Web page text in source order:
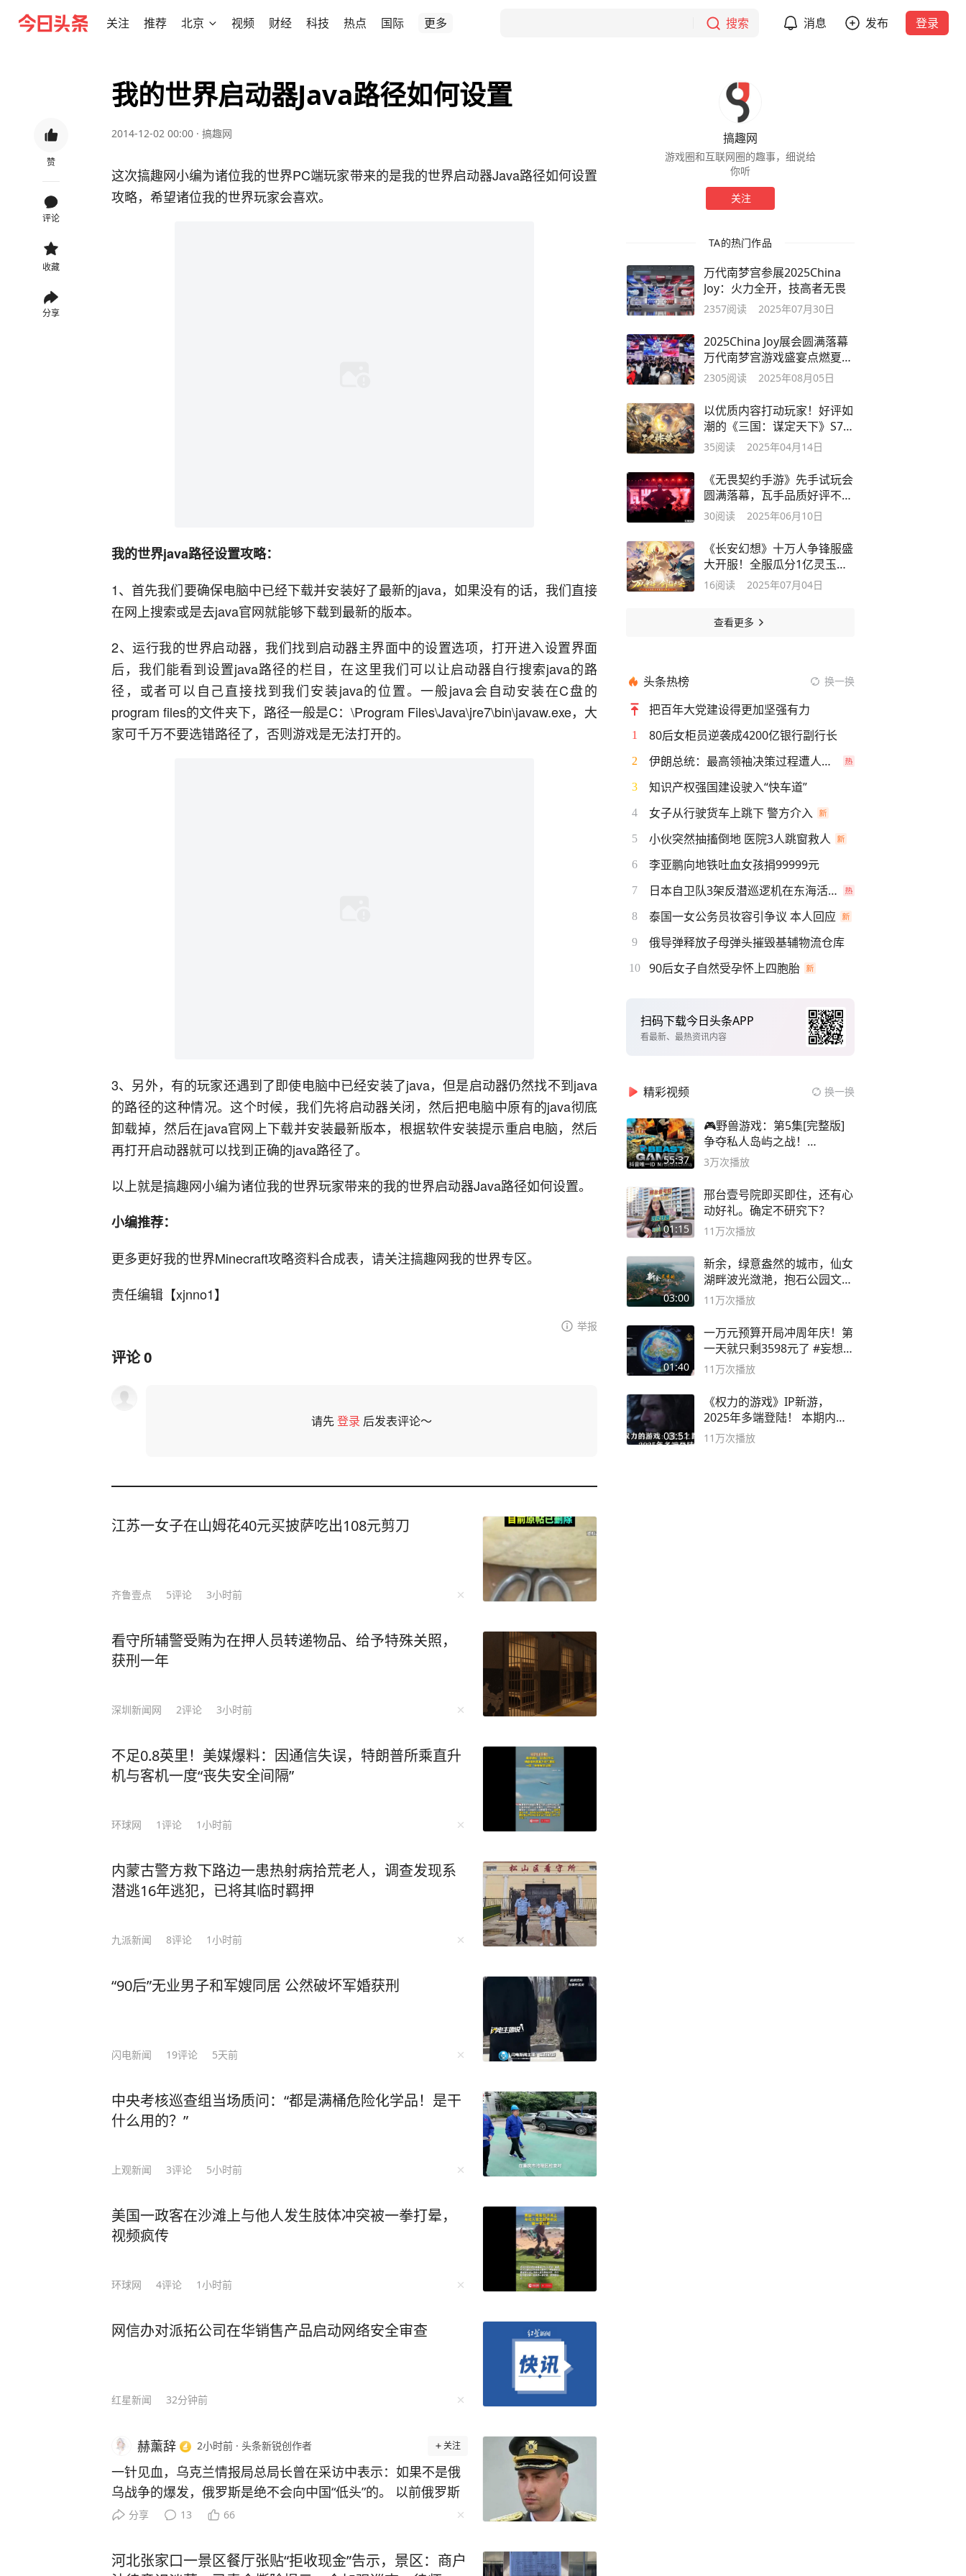
关注 推荐 北京 视频 财经 科技 热点 国际 更多 搜索 消息 发布 登录
赞
评论
收藏
分享
我的世界启动器Java路径如何设置
2014-12-02 00:00 · 搞趣网
这次搞趣网小编为诸位我的世界PC端玩家带来的是我的世界启动器Java路径如何设置
攻略，希望诸位我的世界玩家会喜欢。
我的世界java路径设置攻略：
1、首先我们要确保电脑中已经下载并安装好了最新的java，如果没有的话，我们直接
在网上搜索或是去java官网就能够下载到最新的版本。
2、运行我的世界启动器，我们找到启动器主界面中的设置选项，打开进入设置界面
后，我们能看到设置java路径的栏目，在这里我们可以让启动器自行搜索java的路
径，或者可以自己直接找到我们安装java的位置。一般java会自动安装在C盘的
program files的文件夹下，路径一般是C：\Program Files\Java\jre7\bin\javaw.exe，大
家可千万不要选错路径了，否则游戏是无法打开的。
3、另外，有的玩家还遇到了即使电脑中已经安装了java，但是启动器仍然找不到java
的路径的这种情况。这个时候，我们先将启动器关闭，然后把电脑中原有的java彻底
卸载掉，然后在java官网上下载并安装最新版本，根据软件安装提示重启电脑，然后
再打开启动器就可以找到正确的java路径了。
以上就是搞趣网小编为诸位我的世界玩家带来的我的世界启动器Java路径如何设置。
小编推荐：
更多更好我的世界Minecraft攻略资料合成表，请关注搞趣网我的世界专区。
责任编辑【xjnno1】
举报
评论0
请先登录 后发表评论～
江苏一女子在山姆花40元买披萨吃出108元剪刀
齐鲁壹点 5评论 3小时前
看守所辅警受贿为在押人员转递物品、给予特殊关照，
获刑一年
深圳新闻网 2评论 3小时前
不足0.8英里！美媒爆料：因通信失误，特朗普所乘直升
机与客机一度“丧失安全间隔”
环球网 1评论 1小时前
内蒙古警方救下路边一患热射病拾荒老人，调查发现系
潜逃16年逃犯，已将其临时羁押
九派新闻 8评论 1小时前
“90后”无业男子和军嫂同居 公然破坏军婚获刑
闪电新闻 19评论 5天前
中央考核巡查组当场质问：“都是满桶危险化学品！是干
什么用的？”
上观新闻 3评论 5小时前
美国一政客在沙滩上与他人发生肢体冲突被一拳打晕，
视频疯传
环球网 4评论 1小时前
网信办对派拓公司在华销售产品启动网络安全审查
红星新闻 32分钟前
赫薰辞 2小时前 · 头条新锐创作者 关注
一针见血，乌克兰情报局总局长曾在采访中表示：如果不是俄
乌战争的爆发，俄罗斯是绝不会向中国“低头”的。 以前俄罗斯
总觉得自己还能两头玩，一边卖气给欧洲赚大钱，一边跟中国
战争一打响，西方的制裁打破了俄罗斯的幻想，三千亿美元外
汇储备被冻结、金融体系被踢出国际结算系统、海外资产与私
分享 13 66
河北张家口一景区餐厅张贴“拒收现金”告示，景区：商户
搞趣网
游戏圈和互联网圈的趣事，细说给
你听
关注
TA的热门作品
万代南梦宫参展2025China
Joy：火力全开，技高者无畏
2357阅读 2025年07月30日
2025China Joy展会圆满落幕
万代南梦宫游戏盛宴点燃夏日
激情
2305阅读 2025年08月05日
以优质内容打动玩家！好评如
潮的《三国：谋定天下》S7赛
季已上线
35阅读 2025年04月14日
《无畏契约手游》先手试玩会
圆满落幕，瓦手品质好评不
断！
30阅读 2025年06月10日
《长安幻想》十万人争锋服盛
大开服！全服瓜分1亿灵玉，
热血开战
16阅读 2025年07月04日
查看更多
头条热榜 换一换
把百年大党建设得更加坚强有力
1 80后女柜员逆袭成4200亿银行副行长
2 伊朗总统：最高领袖决策过程遭人利用
3 知识产权强国建设驶入“快车道”
4 女子从行驶货车上跳下 警方介入
5 小伙突然抽搐倒地 医院3人跳窗救人
6 李亚鹏向地铁吐血女孩捐99999元
7 日本自卫队3架反潜巡逻机在东海活动
8 泰国一女公务员妆容引争议 本人回应
9 俄导弹释放子母弹头摧毁基辅物流仓库
10 90后女子自然受孕怀上四胞胎
扫码下载今日头条APP
看最新、最热资讯内容
精彩视频 换一换
55:37
🎮野兽游戏：第5集[完整版]
争夺私人岛屿之战！
#MrBeastChina
3万次播放
01:15
邢台壹号院即买即住，还有心
动好礼。确定不研究下？
11万次播放
03:00
新余，绿意盎然的城市，仙女
湖畔波光潋滟，抱石公园文化
深邃……
11万次播放
01:40
一万元预算开局冲周年庆！第
一天就只剩3598元了 #妄想山
海
11万次播放
03:51
《权力的游戏》IP新游，
2025年多端登陆！ 本期内容
概要
11万次播放